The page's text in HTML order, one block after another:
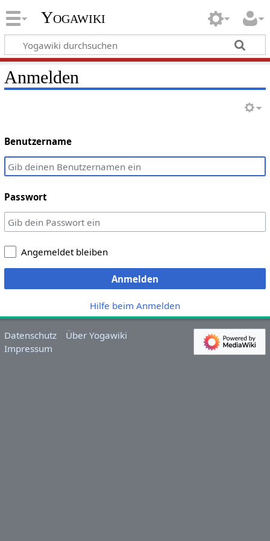
Yogawiki
Anmelden
Benutzername
Passwort
Angemeldet bleiben
Anmelden
Hilfe beim Anmelden
Datenschutz
Über Yogawiki
Impressum